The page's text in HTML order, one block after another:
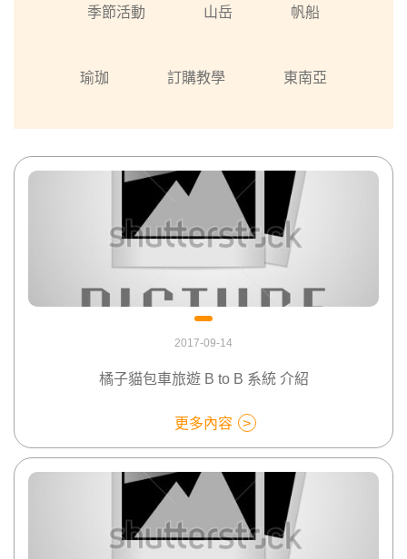
季節活動 山岳 帆船
瑜珈 訂購教學 東南亞
2017-09-14
橘子貓包車旅遊 B to B 系統 介紹
更多內容